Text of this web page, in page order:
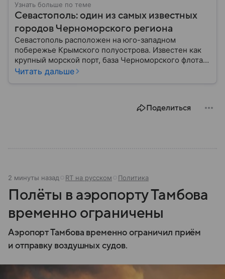
Узнать больше по теме
Севастополь: один из самых известных
городов Черноморского региона
Севастополь расположен на юго-западном
побережье Крымского полуострова. Известен как
крупный морской порт, база Черноморского флота и
город с богатой военной историей, сыгравший
Читать дальше
Поделиться
2 минуты назад RT на русском Политика
Полёты в аэропорту Тамбова
временно ограничены
Аэропорт Тамбова временно ограничил приём
и отправку воздушных судов.